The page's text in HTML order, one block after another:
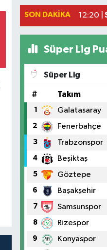
SON DAKIKA
12:20 |
Süper Lig
Süper Lig
# Takım
1 Galatasaray
2 Fenerbahçe
3 Trabzonspor
4 Beşiktaş
5 Göztepe
6 Başakşehir
7 Samsunspor
8 Rizespor
9 Konyaspor